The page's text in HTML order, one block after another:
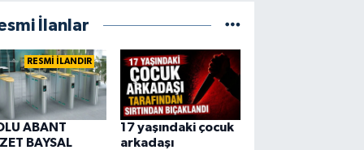
İlanlar
RESMİ İLANDIR
ABANT
BAYSAL
17 yaşındaki çocuk
arkadaşı